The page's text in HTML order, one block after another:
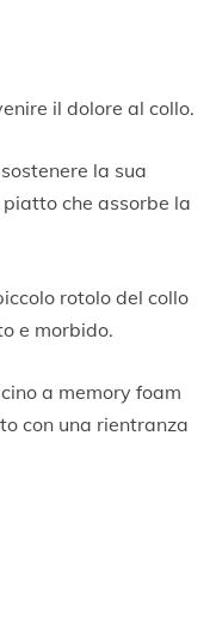
il dolore al collo.
la sua
che assorbe la
rotolo del collo
e morbido.
a memory foam
con una rientranza